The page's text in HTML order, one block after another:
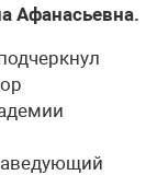
Афанасьевна.